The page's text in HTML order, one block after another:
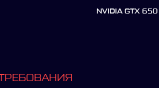
NVIDIA GTX 650